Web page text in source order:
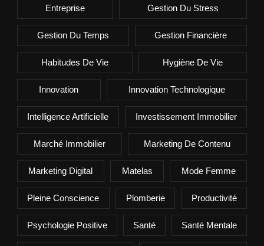
Entreprise Gestion Du Stress
Gestion Du Temps Gestion Financière
Habitudes De Vie Hygiène De Vie
Innovation Innovation Technologique
Intelligence Artificielle Investissement Immobilier
Marché Immobilier Marketing De Contenu
Marketing Digital Matelas Mode Femme
Pleine Conscience Plomberie Productivité
Psychologie Positive Santé Santé Mentale